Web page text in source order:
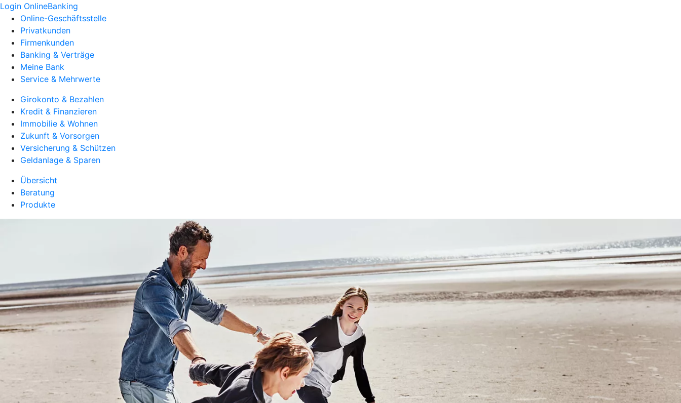
Login OnlineBanking
Online-Geschäftsstelle
Privatkunden
Firmenkunden
Banking & Verträge
Meine Bank
Service & Mehrwerte
Girokonto & Bezahlen
Kredit & Finanzieren
Immobilie & Wohnen
Zukunft & Vorsorgen
Versicherung & Schützen
Geldanlage & Sparen
Übersicht
Beratung
Produkte